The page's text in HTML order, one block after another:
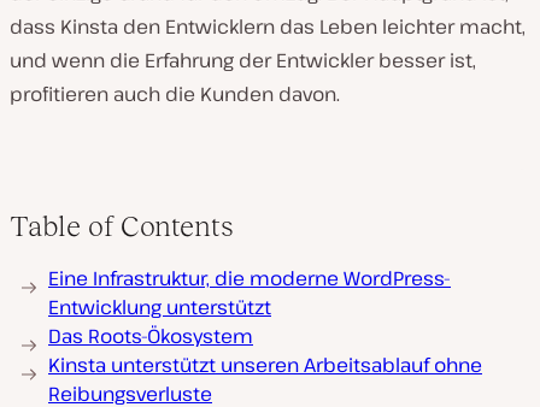
dass Kinsta den Entwicklern das Leben leichter macht,
und wenn die Erfahrung der Entwickler besser ist,
profitieren auch die Kunden davon.
Table of Contents
Eine Infrastruktur, die moderne WordPress-
Entwicklung unterstützt
Das Roots-Ökosystem
Kinsta unterstützt unseren Arbeitsablauf ohne
Reibungsverluste